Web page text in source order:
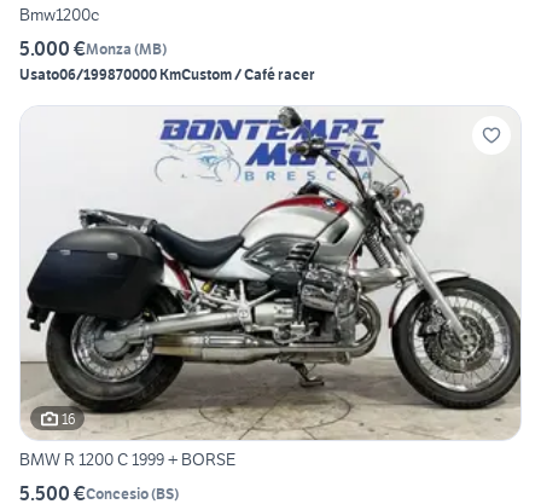
Bmw1200c
5.000 €Monza (MB)
Usato06/199870000 KmCustom / Café racer
16
BMW R 1200 C 1999 + BORSE
5.500 €Concesio(BS)